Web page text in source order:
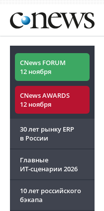
CNews FORUM
12 ноября
CNews AWARDS
12 ноября
30 лет рынку ERP
в России
Главные
ИТ-сценарии 2026
10 лет российского
бэкапа